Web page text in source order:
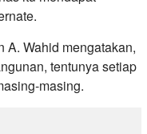
A. Wahid mengatakan,
tentunya setiap
masing.